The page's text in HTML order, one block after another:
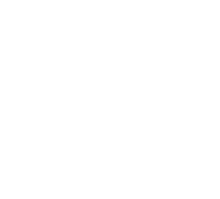
31 in, Caderas: 110 cm / 43 in, Color: Blanco, Talla: M